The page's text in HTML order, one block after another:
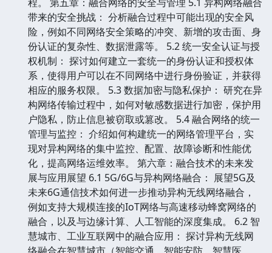
带来的安全挑战： 分析融合过程中可能出现的安全风
险，例如不同网络安全策略的冲突、新增的攻击面、身
份认证的复杂性、数据泄露等。 5.2 统一安全认证与授
权机制： 探讨如何建立一套统一的身份认证和授权体
系，使得用户可以在不同网络中进行身份验证，并获得
相应的服务权限。 5.3 数据加密与隐私保护： 研究在异
构网络传输过程中，如何对敏感数据进行加密，保护用
户隐私，防止信息被窃取或篡改。 5.4 融合网络的统一
管理与监控： 介绍如何构建统一的网络管理平台，实
现对异构网络的集中监控、配置、故障诊断和性能优
化，提高网络运维效率。 第六章：融合技术的未来发
展与应用展望 6.1 5G/6G与异构网络融合： 展望5G及
未来6G通信技术如何进一步推动异构无线网络融合，
例如支持大规模连接的IoT网络与高速移动蜂窝网络的
融合，以及与边缘计算、人工智能的深度集成。 6.2 智
慧城市、工业互联网中的融合应用： 探讨异构无线网